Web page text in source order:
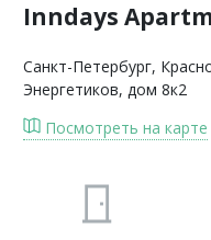
Inndays
Санкт-Петербург,
Энергетиков, дом 8к2
Посмотреть на карте